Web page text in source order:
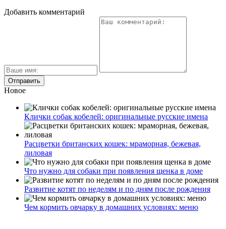
Добавить комментарий
Новое
Клички собак кобелей: оригинальные русские имена
Расцветки британских кошек: мраморная, бежевая,
лиловая
Что нужно для собаки при появления щенка в доме
Развитие котят по неделям и по дням после рождения
Чем кормить овчарку в домашних условиях: меню